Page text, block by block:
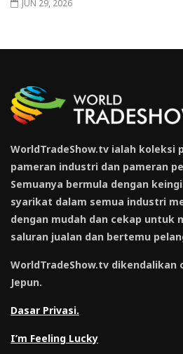
JUN 29, 2026
WorldTradeShow.tv ialah koleksi
pameran industri dan pameran
Semuanya bermula dengan
syarikat dalam semua industri
dengan mudah dan cekap untuk
saluran jualan dan bertemu
WorldTradeShow.tv dikendalikan
Jepun.
Dasar Privasi.
I’m Feeling Lucky